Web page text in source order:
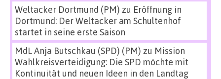
Weltacker Dortmund (PM) zu Eröffnung in
Dortmund: Der Weltacker am Schultenhof
startet in seine erste Saison
MdL Anja Butschkau (SPD) (PM) zu Mission
Wahlkreisverteidigung: Die SPD möchte mit
Kontinuität und neuen Ideen in den Landtag